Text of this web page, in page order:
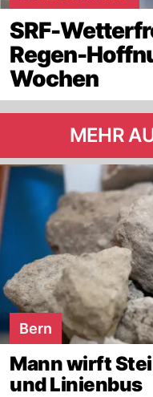
SRF-
Regen-
Wochen
MEHR
Bern
Mann wirft
und Linienbus